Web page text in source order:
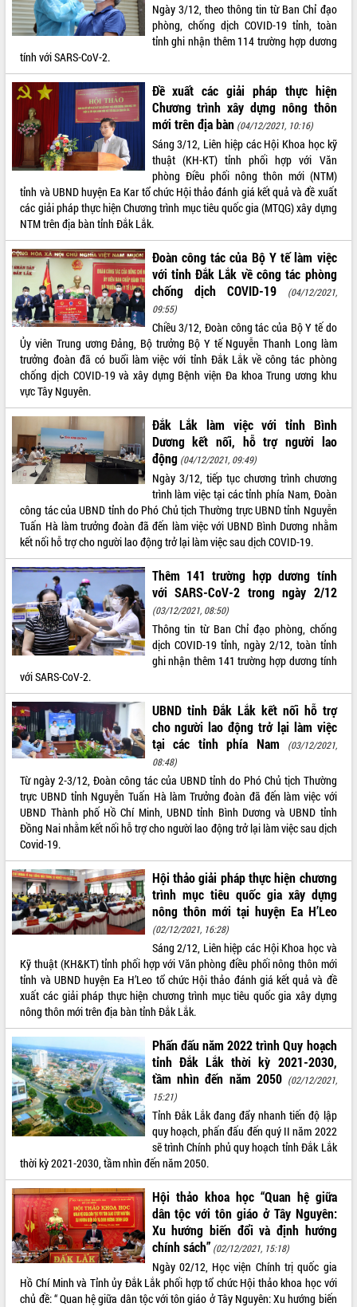
Khám bệnh, cấp phát thuốc miễn phí
và tặng quà người dân xã Cư Pui
Hội nghị UBND tỉnh Đắk Lắk thường kỳ
tháng 7/2026
Lễ truy tặng danh hiệu “Bà Mẹ Việt
Nam Anh hùng” và trao Huân chương
Lao động
UBND tỉnh Đắk Lắk triển khai nhiệm
vụ 6 tháng cuối năm 2026
Kỳ họp thứ Hai, Hội đồng nhân dân
tỉnh khóa XI quyết nghị nhiều nội dung
quan trọng
Bí thư Tỉnh ủy Lương Nguyễn Minh
Triết thăm, tặng quà người có công với
cách mạng
Rà soát, hoàn thiện hệ thống thiết chế
văn hóa, thể thao đáp ứng yêu cầu
phát triển mới
Thường trực HĐND tỉnh Đắk Lắk gặp
mặt Đoàn chuyên gia y tế TP. Hồ Chí
Minh
Lễ truy điệu và an táng hài cốt liệt sĩ
tại Nghĩa trang Liệt sĩ xã Sơn Hòa
Bàn giải pháp tháo gỡ khó khăn trong
xuất khẩu sầu riêng và triển khai quy
Thứ trưởng Bộ Nông nghiệp và Môi
trường Nguyễn Hoàng Hiệp khảo sát
vùng trồng và doanh nghiệp đóng gói
sầu riêng tại Đắk Lắk
Trình diễn nghệ thuật chế biến các
món ăn từ sầu riêng
Đắk Lắk công bố Quy hoạch và xúc
tiến đầu tư tỉnh
Ngành cá ngừ Đắk Lắk chủ động thích
ứng để giữ vững thị trường xuất khẩu
phá cơ chế - Hợp tác công tư
Đề án 06 tạo bước ngoặt đột phá trong
cải cách hành chính tỉnh Đắk Lắk
Kết nối tour, đẩy mạnh chuyển đổi số
để phát triển du lịch Đắk Lắk
Khởi động Dự án Đầu tư xây dựng hạ
tầng kỹ thuật Cụm công nghiệp Tân
Tiến
Gặp mặt các cơ quan báo chí nhân Kỷ
niệm 101 năm Ngày Báo chí Cách
mạng Việt Nam
Đắk Lắk sơ kết 4 năm triển khai thực
hiện Đề án 06 của Chính phủ
Họp báo thông tin về Hội nghị Công bố
Quy hoạch và Xúc tiến đầu tư tỉnh Đắk
Lắk
Khơi thông điểm nghẽn, đẩy nhanh
giải ngân vốn khắc phục thiên tai
HĐND tỉnh thông qua điều chỉnh Quy
hoạch tỉnh thời kỳ 2021-2030
Hội thảo góp ý hồ sơ điều chỉnh quy
hoạch tỉnh Đắk Lắk thời kỳ 2021-2030,
tầm nhìn đến năm 2050
Nâng cao hiệu quả hoạt động của các
doanh nghiệp nhà nước
truyền số liệu chuyên dùng phục vụ cơ
quan Đảng, Nhà nước
Lễ phát động chuỗi hoạt động chung
tay làm sạch môi trường
Xã Ea Kar bước chuyển mình trong
công tác cải cách hành chính mô hình
mới
UBND tỉnh họp báo định kỳ tháng 4
năm 2026
LIÊN KẾT WEB
THỐNG KÊ TRUY CẬP
Hôm nay: 14419
Tất cả: 66100087
Ngày 3/12, theo thông tin từ Ban Chỉ đạo
phòng, chống dịch COVID-19 tỉnh, toàn
tỉnh ghi nhận thêm 114 trường hợp dương
tính với SARS-CoV-2.
Đề xuất các giải pháp thực hiện
Chương trình xây dựng nông thôn
mới trên địa bàn (04/12/2021, 10:16)
Sáng 3/12, Liên hiệp các Hội Khoa học kỹ
thuật (KH-KT) tỉnh phối hợp với Văn
phòng Điều phối nông thôn mới (NTM)
tỉnh và UBND huyện Ea Kar tổ chức Hội thảo đánh giá kết quả và đề xuất
các giải pháp thực hiện Chương trình mục tiêu quốc gia (MTQG) xây dựng
NTM trên địa bàn tỉnh Đắk Lắk.
Đoàn công tác của Bộ Y tế làm việc
với tỉnh Đắk Lắk về công tác phòng
chống dịch COVID-19
(04/12/2021,
09:55)
Chiều 3/12, Đoàn công tác của Bộ Y tế do
Ủy viên Trung ương Đảng, Bộ trưởng Bộ Y tế Nguyễn Thanh Long làm
trưởng đoàn đã có buổi làm việc với tỉnh Đắk Lắk về công tác phòng
chống dịch COVID-19 và xây dựng Bệnh viện Đa khoa Trung ương khu
vực Tây Nguyên.
Đắk Lắk làm việc với tỉnh Bình
Dương kết nối, hỗ trợ người lao
động (04/12/2021, 09:49)
Ngày 3/12, tiếp tục chương trình chương
trình làm việc tại các tỉnh phía Nam, Đoàn
công tác của UBND tỉnh do Phó Chủ tịch Thường trực UBND tỉnh Nguyễn
Tuấn Hà làm trưởng đoàn đã đến làm việc với UBND Bình Dương nhằm
kết nối hỗ trợ cho người lao động trở lại làm việc sau dịch COVID-19.
Thêm 141 trường hợp dương tính
với SARS-CoV-2 trong ngày 2/12
(03/12/2021, 08:50)
Thông tin từ Ban Chỉ đạo phòng, chống
dịch COVID-19 tỉnh, ngày 2/12, toàn tỉnh
ghi nhận thêm 141 trường hợp dương tính
với SARS-CoV-2.
UBND tỉnh Đắk Lắk kết nối hỗ trợ
cho người lao động trở lại làm việc
tại các tỉnh phía Nam
(03/12/2021,
08:48)
Từ ngày 2-3/12, Đoàn công tác của UBND tỉnh do Phó Chủ tịch Thường
trực UBND tỉnh Nguyễn Tuấn Hà làm Trưởng đoàn đã đến làm việc với
UBND Thành phố Hồ Chí Minh, UBND tỉnh Bình Dương và UBND tỉnh
Đồng Nai nhằm kết nối hỗ trợ cho người lao động trở lại làm việc sau dịch
Covid-19.
Hội thảo giải pháp thực hiện chương
trình mục tiêu quốc gia xây dựng
nông thôn mới tại huyện Ea H’Leo
(02/12/2021, 16:28)
Sáng 2/12, Liên hiệp các Hội Khoa học và
Kỹ thuật (KH&KT) tỉnh phối hợp với Văn phòng điều phối nông thôn mới
tỉnh và UBND huyện Ea H’Leo tổ chức Hội thảo đánh giá kết quả và đề
xuất các giải pháp thực hiện chương trình mục tiêu quốc gia xây dựng
nông thôn mới trên địa bàn tỉnh Đắk Lắk.
Phấn đấu năm 2022 trình Quy hoạch
tỉnh Đắk Lắk thời kỳ 2021-2030,
tầm nhìn đến năm 2050 (02/12/2021,
15:21)
Tỉnh Đắk Lắk đang đẩy nhanh tiến độ lập
quy hoạch, phấn đấu đến quý II năm 2022
sẽ trình Chính phủ quy hoạch tỉnh Đắk Lắk
thời kỳ 2021-2030, tầm nhìn đến năm 2050.
Hội thảo khoa học “Quan hệ giữa
dân tộc với tôn giáo ở Tây Nguyên:
Xu hướng biến đổi và định hướng
chính sách” (02/12/2021, 15:18)
Ngày 02/12, Học viện Chính trị quốc gia
Hồ Chí Minh và Tỉnh ủy Đắk Lắk phối hợp tổ chức Hội thảo khoa học với
chủ đề: “ Quan hệ giữa dân tộc với tôn giáo ở Tây Nguyên: Xu hướng biến